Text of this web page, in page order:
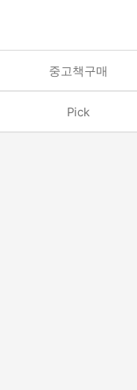
중고책구매
Pick